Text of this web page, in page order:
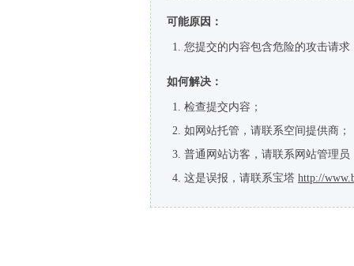
可能原因：
您提交的内容包含危险的攻击请求
如何解决：
检查提交内容；
如网站托管，请联系空间提供商；
普通网站访客，请联系网站管理员
这是误报，请联系宝塔 http://